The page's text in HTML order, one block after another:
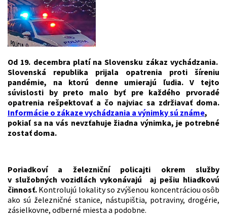
Od 19. decembra platí na Slovensku zákaz vychádzania.
Slovenská republika prijala opatrenia proti šíreniu
pandémie, na ktorú denne umierajú ľudia. V tejto
súvislosti by preto malo byť pre každého prvoradé
opatrenia rešpektovať a čo najviac sa zdržiavať doma.
Informácie o zákaze vychádzania a výnimky sú známe,
pokiaľ sa na vás nevzťahuje žiadna výnimka, je potrebné
zostať doma.
Poriadkoví a železniční policajti
okrem služby
v služobných vozidlách vykonávajú aj pešiu hliadkovú
činnosť. Kontrolujú lokality so zvýšenou koncentráciou osôb
ako sú železničné stanice, nástupištia, potraviny, drogérie,
zásielkovne, odberné miesta a podobne.